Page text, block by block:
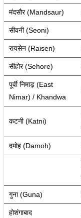
मंदसौर (Mandsaur)
सीवनी (Seoni)
रायसेन (Raisen)
सीहोर (Sehore)
पूर्वी निमाड़ (East
Nimar) / Khandwa
कटनी (Katni)
दमोह (Damoh)
गुना (Guna)
होशंगाबाद